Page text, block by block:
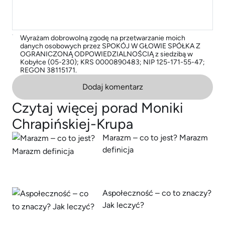
Wyrażam dobrowolną zgodę na przetwarzanie moich
danych osobowych przez SPOKÓJ W GŁOWIE SPÓŁKA Z
OGRANICZONĄ ODPOWIEDZIALNOŚCIĄ z siedzibą w
Kobyłce (05-230); KRS 0000890483; NIP 125-171-55-47;
REGON 38115171.
Dodaj komentarz
Czytaj więcej porad Moniki
Chrapińskiej-Krupa
Marazm – co to jest? Marazm
definicja
Aspołeczność – co to znaczy?
Jak leczyć?